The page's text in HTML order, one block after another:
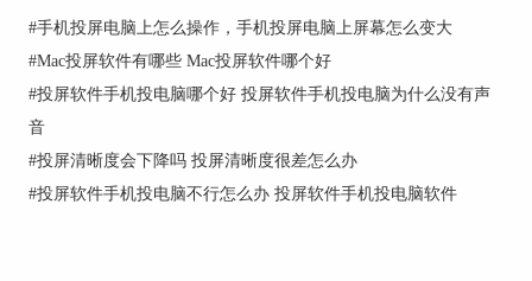
手机上的画面是通过数据传输到电脑上的，如果连
接的数据网络不稳定，也会造成画面不清晰、模糊
或者是中断。
#手机投屏电脑上怎么操作，手机投屏电脑上屏幕怎么变大
#Mac投屏软件有哪些 Mac投屏软件哪个好
#投屏软件手机投电脑哪个好 投屏软件手机投电脑为什么没有声
音
#投屏清晰度会下降吗 投屏清晰度很差怎么办
#投屏软件手机投电脑不行怎么办 投屏软件手机投电脑软件